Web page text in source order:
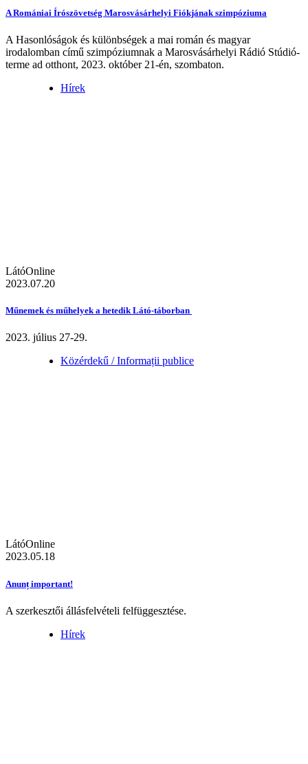
A Romániai Írószövetség Marosvásárhelyi Fiókjának szimpóziuma
A Hasonlóságok és különbségek a mai román és magyar
irodalomban című szimpóziumnak a Marosvásárhelyi Rádió Stúdió-
terme ad otthont, 2023. október 21-én, szombaton.
Hírek
LátóOnline
2023.07.20
Műnemek és műhelyek a hetedik Látó-táborban
2023. július 27-29.
Közérdekű / Informații publice
LátóOnline
2023.05.18
Anunț important!
A szerkesztői állásfelvételi felfüggesztése.
Hírek